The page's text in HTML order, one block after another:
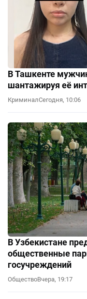
В Ташкенте
шантажируя её
КриминалСегодня, 10:06
В Узбекистане
общественные
госучреждений
ОбществоВчера, 19:17